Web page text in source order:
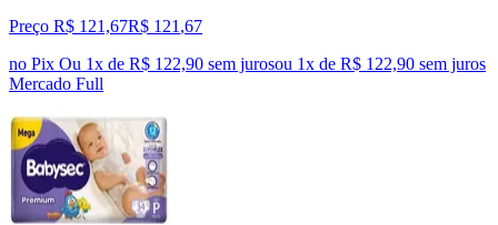
Preço R$ 121,67R$ 121 ,67
no Pix Ou 1x de R$ 122,90 sem jurosou 1x de R$ 122,90 sem juros
Mercado Full